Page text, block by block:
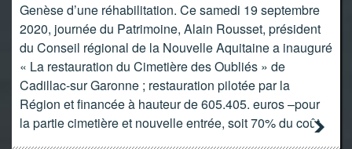
Genèse d’une réhabilitation. Ce samedi 19 septembre
2020, journée du Patrimoine, Alain Rousset, président
du Conseil régional de la Nouvelle Aquitaine a inauguré
« La restauration du Cimetière des Oubliés » de
Cadillac-sur Garonne ; restauration pilotée par la
Région et financée à hauteur de 605.405. euros –pour
la partie cimetière et nouvelle entrée, soit 70% du coût